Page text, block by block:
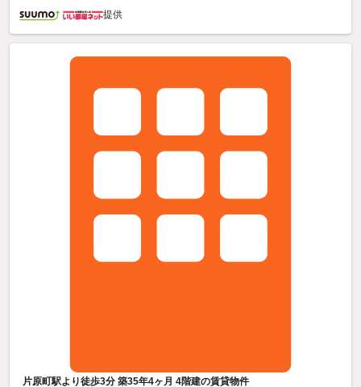
提供
片原町駅より徒歩3分 築35年4ヶ月 4階建の賃貸物件